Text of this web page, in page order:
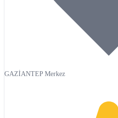
GAZİANTEP Merkez